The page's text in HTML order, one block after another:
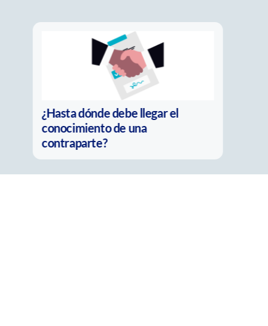
La nueva pregunta del
compliance: ¿Es real o solo parece
real?